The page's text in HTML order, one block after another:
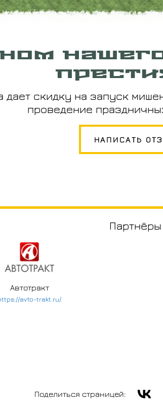
дает скидку на запуск
проведение
НАПИСАТЬ
Партнёры
Автотракт
avto-trakt.ru/
Поделиться страницей: